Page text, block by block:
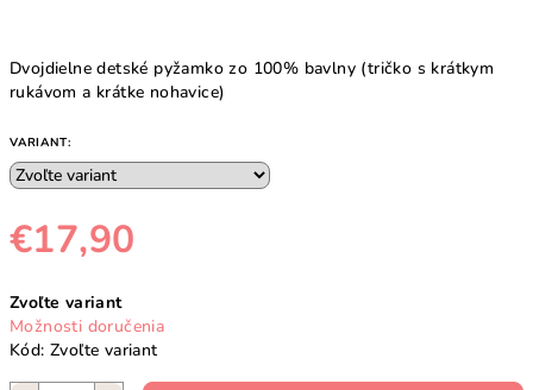
Dvojdielne detské pyžamko zo 100% bavlny (tričko s krátkym
rukávom a krátke nohavice)
VARIANT:
€17,90
cena:
Zvoľte variant
Možnosti doručenia
Kód: Zvoľte variant